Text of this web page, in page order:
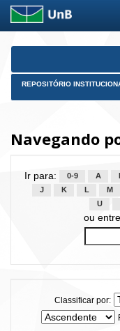
Skip
REPOSITÓRIO
Navegando
Ir para: 0-9 A
J
K L M
U
ou
Classificar por: